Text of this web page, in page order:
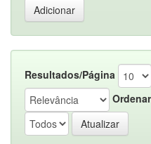
Resultados/Página
Ordenar